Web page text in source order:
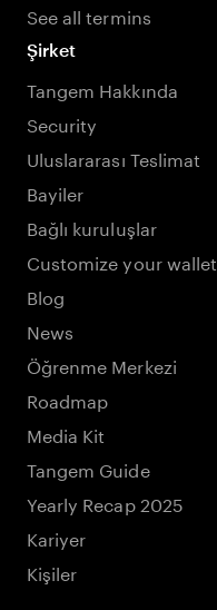
See all termins
Şirket
Tangem Hakkında
Security
Uluslararası Teslimat
Bayiler
Bağlı kuruluşlar
Customize your wallet
Blog
News
Öğrenme Merkezi
Roadmap
Media Kit
Tangem Guide
Yearly Recap 2025
Kariyer
Kişiler